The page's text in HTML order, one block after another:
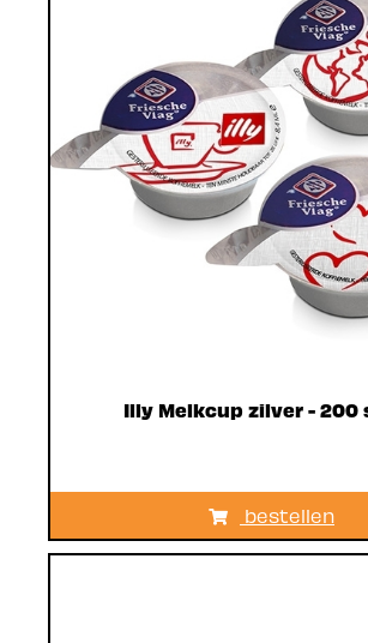
Illy Melkcup zilver - 200
bestellen